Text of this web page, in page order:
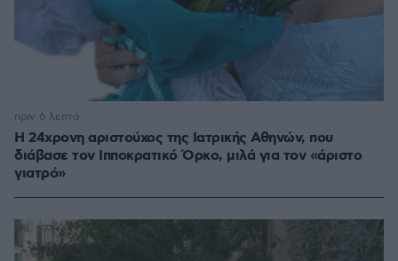
Η 24χρονη αριστούχος της Ιατρικής Αθηνών, που
διάβασε τον Ιπποκρατικό Όρκο, μιλά για τον «άριστο
γιατρό»
πριν 6 λεπτά